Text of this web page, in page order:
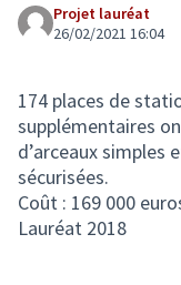
Projet lauréat
26/02/2021 16:04
174 places de
supplémentaires
d’arceaux simples
sécurisées.
Coût : 169 000
Lauréat 2018